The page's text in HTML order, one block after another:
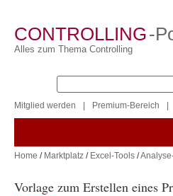
CONTROLLING-
Alles zum Thema Controlling
Mitglied werden Premium-Bereich
Home / Marktplatz / Excel-Tools /
Vorlage zum Erstellen eines